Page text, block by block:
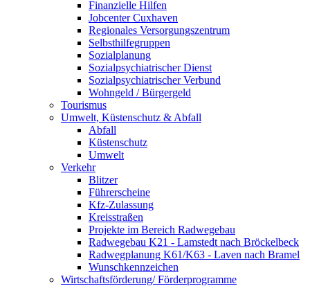
Finanzielle Hilfen
Jobcenter Cuxhaven
Regionales Versorgungszentrum
Selbsthilfegruppen
Sozialplanung
Sozialpsychiatrischer Dienst
Sozialpsychiatrischer Verbund
Wohngeld / Bürgergeld
Tourismus
Umwelt, Küstenschutz & Abfall
Abfall
Küstenschutz
Umwelt
Verkehr
Blitzer
Führerscheine
Kfz-Zulassung
Kreisstraßen
Projekte im Bereich Radwegebau
Radwegebau K21 - Lamstedt nach Bröckelbeck
Radwegplanung K61/K63 - Laven nach Bramel
Wunschkennzeichen
Wirtschaftsförderung/ Förderprogramme